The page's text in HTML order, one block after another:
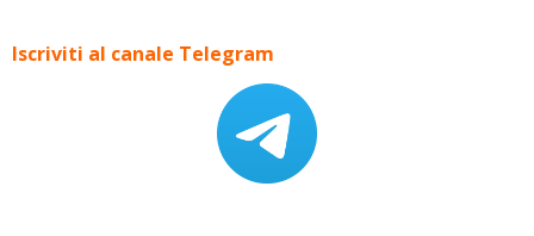
Iscriviti al canale Telegram